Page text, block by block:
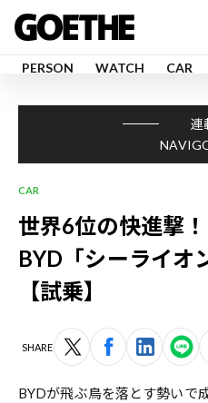
PERSON WATCH CAR
連
CAR
世界6位の快進撃！
BYD「シーライオ
【試乗】
SHARE
BYDが飛ぶ鳥を落とす勢いで